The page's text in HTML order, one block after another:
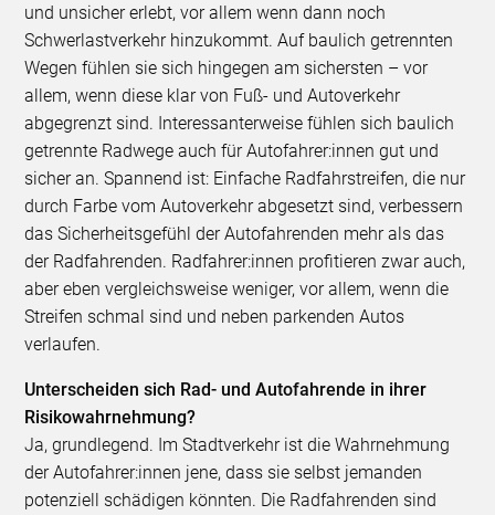
und unsicher erlebt, vor allem wenn dann noch
Schwerlastverkehr hinzukommt. Auf baulich getrennten
Wegen fühlen sie sich hingegen am sichersten – vor
allem, wenn diese klar von Fuß- und Autoverkehr
abgegrenzt sind. Interessanterweise fühlen sich baulich
getrennte Radwege auch für Autofahrer:innen gut und
sicher an. Spannend ist: Einfache Radfahrstreifen, die nur
durch Farbe vom Autoverkehr abgesetzt sind, verbessern
das Sicherheitsgefühl der Autofahrenden mehr als das
der Radfahrenden. Radfahrer:innen profitieren zwar auch,
aber eben vergleichsweise weniger, vor allem, wenn die
Streifen schmal sind und neben parkenden Autos
verlaufen.
Unterscheiden sich Rad- und Autofahrende in ihrer
Risikowahrnehmung?
Ja, grundlegend. Im Stadtverkehr ist die Wahrnehmung
der Autofahrer:innen jene, dass sie selbst jemanden
potenziell schädigen könnten. Die Radfahrenden sind